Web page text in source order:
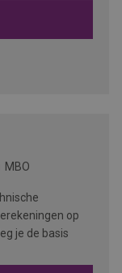
MBO
op
je de basis